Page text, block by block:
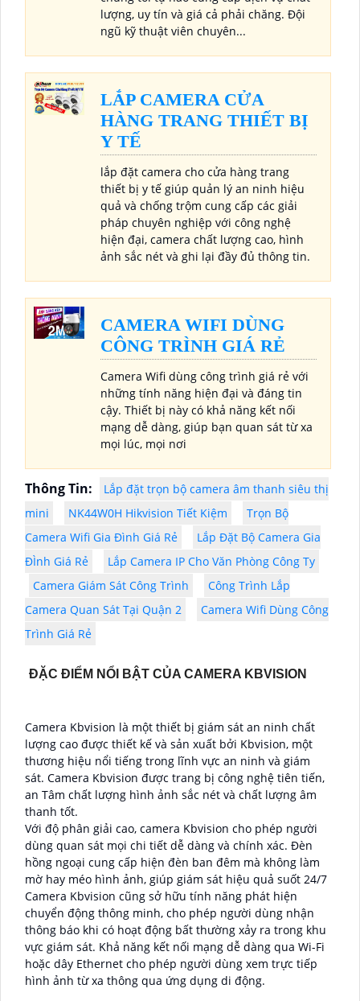
lượng, uy tín và giá cả phải chăng. Đội
ngũ kỹ thuật viên chuyên...
LẮP CAMERA CỬA
HÀNG TRANG THIẾT BỊ
Y TẾ
lắp đặt camera cho cửa hàng trang
thiết bị y tế giúp quản lý an ninh hiệu
quả và chống trộm cung cấp các giải
pháp chuyên nghiệp với công nghệ
hiện đại, camera chất lượng cao, hình
ảnh sắc nét và ghi lại đầy đủ thông tin.
CAMERA WIFI DÙNG
CÔNG TRÌNH GIÁ RẺ
Camera Wifi dùng công trình giá rẻ với
những tính năng hiện đại và đáng tin
cậy. Thiết bị này có khả năng kết nối
mạng dễ dàng, giúp bạn quan sát từ xa
mọi lúc, mọi nơi
Thông Tin:
Lắp đặt trọn bộ camera âm thanh siêu thị
mini
NK44W0H Hikvision Tiết Kiệm
Trọn Bộ
Camera Wifi Gia Đình Giá Rẻ
Lắp Đặt Bộ Camera Gia
ĐÌnh Giá Rẻ
Lắp Camera IP Cho Văn Phòng Công Ty
Camera Giám Sát Công Trình
Công Trình Lắp
Camera Quan Sát Tại Quận 2
Camera Wifi Dùng Công
Trình Giá Rẻ
ĐẶC ĐIỂM NỔI BẬT CỦA CAMERA KBVISION
Camera Kbvision là một thiết bị giám sát an ninh chất
lượng cao được thiết kế và sản xuất bởi Kbvision, một
thương hiệu nổi tiếng trong lĩnh vực an ninh và giám
sát. Camera Kbvision được trang bị công nghệ tiên tiến,
an Tâm chất lượng hình ảnh sắc nét và chất lượng âm
thanh tốt.
Với độ phân giải cao, camera Kbvision cho phép người
dùng quan sát mọi chi tiết dễ dàng và chính xác. Đèn
hồng ngoại cung cấp hiện đèn ban đêm mà không làm
mờ hay méo hình ảnh, giúp giám sát hiệu quả suốt 24/7
Camera Kbvision cũng sở hữu tính năng phát hiện
chuyển động thông minh, cho phép người dùng nhận
thông báo khi có hoạt động bất thường xảy ra trong khu
vực giám sát. Khả năng kết nối mạng dễ dàng qua Wi-Fi
hoặc dây Ethernet cho phép người dùng xem trực tiếp
hình ảnh từ xa thông qua ứng dụng di động.